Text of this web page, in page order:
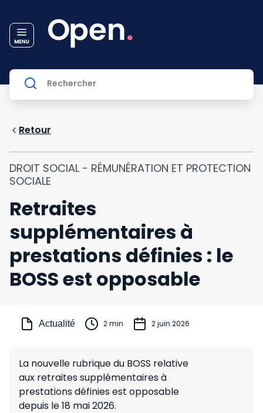
Retour
DROIT SOCIAL - RÉMUNÉRATION ET PROTECTION
SOCIALE
Retraites
supplémentaires à
prestations définies : le
BOSS est opposable
Actualité 2 min 2 juin 2026
La nouvelle rubrique du BOSS relative
aux retraites supplémentaires à
prestations définies est opposable
depuis le 18 mai 2026.